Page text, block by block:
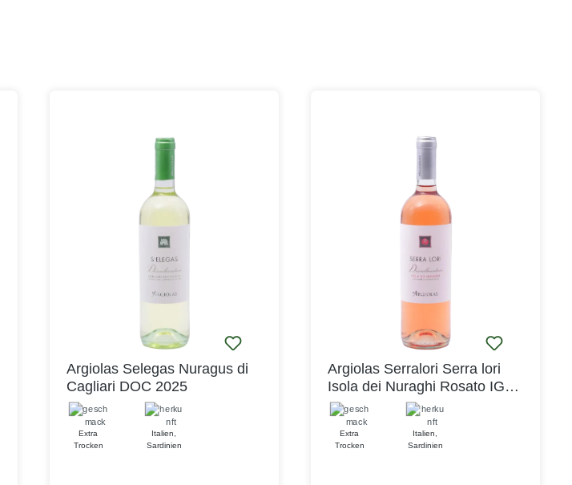
Argiolas Selegas Nuragus di
Cagliari DOC 2025
Extra
Trocken
Italien
Sardinien
Argiolas Serralori Serra lori
Isola dei Nuraghi Rosato IGT
2025
Extra
Trocken
Italien
Sardinien